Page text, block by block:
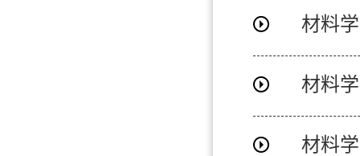
材料
材料